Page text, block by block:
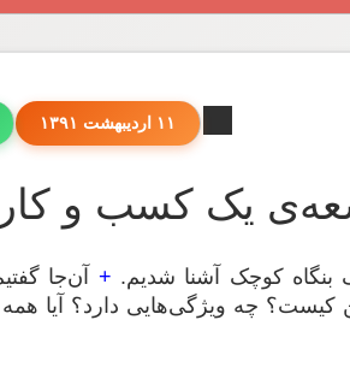
۱۱ اردیبهشت ۱۳۹۱
کسب و کار کوچک (۲):
بنگاه کوچک آشنا شدیم. + آن‌جا
کیست؟ چه ویژگی‌هایی دارد؟ آیا